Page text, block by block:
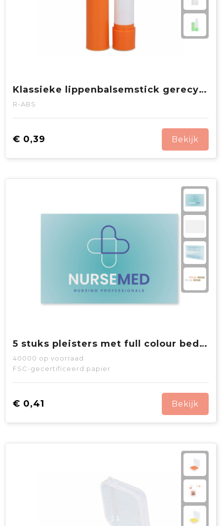
Klassieke lippenbalsemstick gerecycled materiaal
R-ABS
€ 0,39 Bekijk
5 stuks pleisters met full colour bedrukte papieren envelop
40000 op voorraad
FSC-gecertificeerd papier
€ 0,41 Bekijk